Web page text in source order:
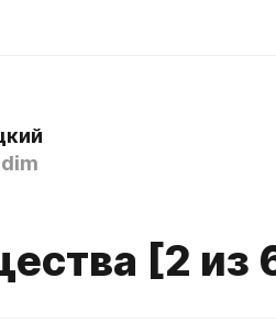
[2 из